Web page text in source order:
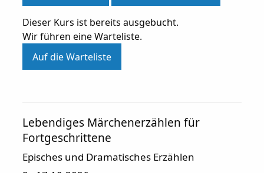
Dieser Kurs ist bereits ausgebucht.
Wir führen eine Warteliste.
Auf die Warteliste
Lebendiges Märchenerzählen für
Fortgeschrittene
Episches und Dramatisches Erzählen